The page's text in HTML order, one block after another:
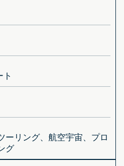
ト
ーリング、航空宇宙、プロ
グ